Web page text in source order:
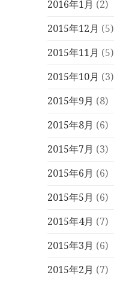
2016年1月 (2)
2015年12月 (5)
2015年11月 (5)
2015年10月 (3)
2015年9月 (8)
2015年8月 (6)
2015年7月 (3)
2015年6月 (6)
2015年5月 (6)
2015年4月 (7)
2015年3月 (6)
2015年2月 (7)